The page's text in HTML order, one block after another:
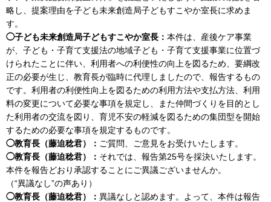
略し、提案理由を子ども未来創造局子どもすこやか室長に求めま
す。
◯子ども未来創造局子どもすこやか室長： 本件は、産後ケア事業
が、子ども・子育て支援法の地域子ども・子育て支援事業に位置づ
けられたことに伴い、利用者への利便性の向上を図るため、要綱改
正の必要が生じ、教育長が臨時に代理しましたので、報告するもの
です。利用者の利便性向上を図るための利用方法や支払方法、利用
料の変更について必要な事項を規定し、また仲間づくりを目的とし
た利用者の交流を図り、育児不安の軽減を図るための集団型を開始
するための必要な事項を規定するものです。
◯教育長（藤迫稔君）： ご質問、ご意見をお受けいたします。
◯教育長（藤迫稔君）： それでは、報告第25号を採決いたします。
本件を報告どおり承認することにご異議ございませんか。
（“異議なし”の声あり）
◯教育長（藤迫稔君）： 異議なしと認めます。よって、本件は報告